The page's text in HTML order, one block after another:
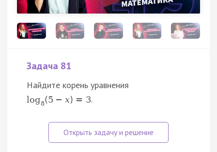
Задача 81
Найдите корень уравнения
log8(5 − x) = 3.